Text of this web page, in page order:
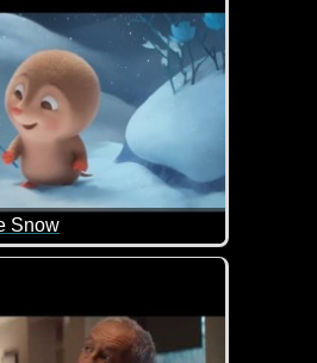
Snow
im Schnee haben wir als Kinder